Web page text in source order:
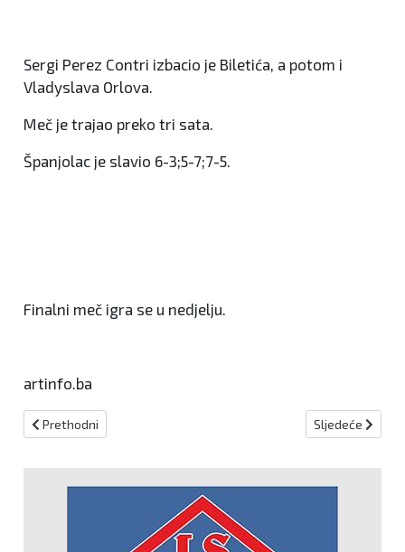
Sergi Perez Contri izbacio je Biletića, a potom i
Vladyslava Orlova.
Meč je trajao preko tri sata.
Španjolac je slavio 6-3;5-7;7-5.
Finalni meč igra se u nedjelju.
artinfo.ba
Prethodni članak: Ganchev i Maes u finalu dubla
Prethodni Sljedeći
Sljedeće